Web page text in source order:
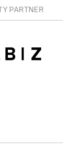
PARTNER